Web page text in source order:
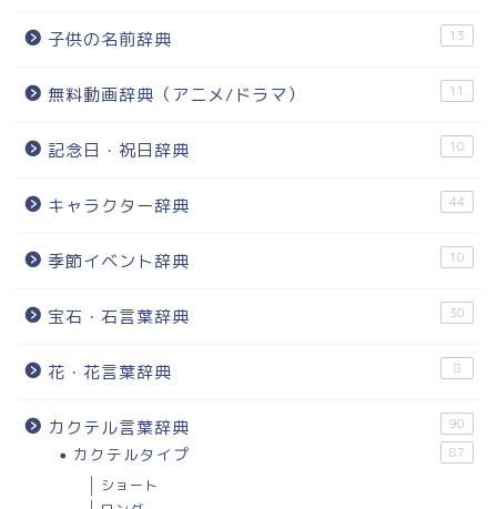
子供の名前辞典 13
無料動画辞典（アニメ/ドラマ） 11
記念日・祝日辞典 10
キャラクター辞典 44
季節イベント辞典 10
宝石・石言葉辞典 30
花・花言葉辞典 8
カクテル言葉辞典 90
カクテルタイプ 87
ショート